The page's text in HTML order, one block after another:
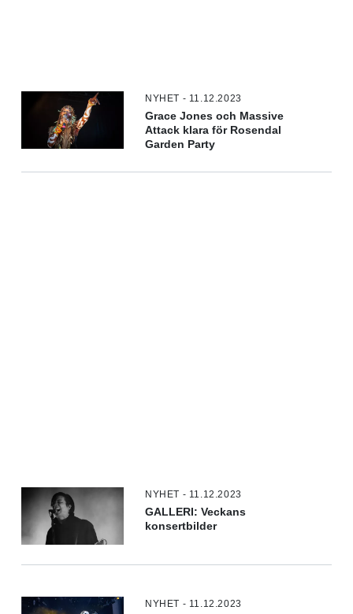
NYHET - 11.12.2023
Grace Jones och Massive
Attack klara för Rosendal
Garden Party
NYHET - 11.12.2023
GALLERI: Veckans
konsertbilder
NYHET - 11.12.2023